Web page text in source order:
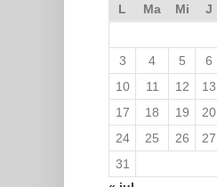
L
Ma Mi J
3
4 5 6
10
11 12 13
17
18 19 20
24
25 26 27
31